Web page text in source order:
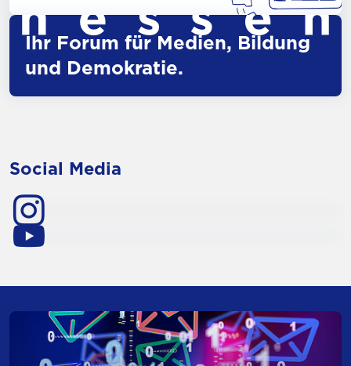
Ihr Forum für Medien, Bildung
und Demokratie.
Social Media